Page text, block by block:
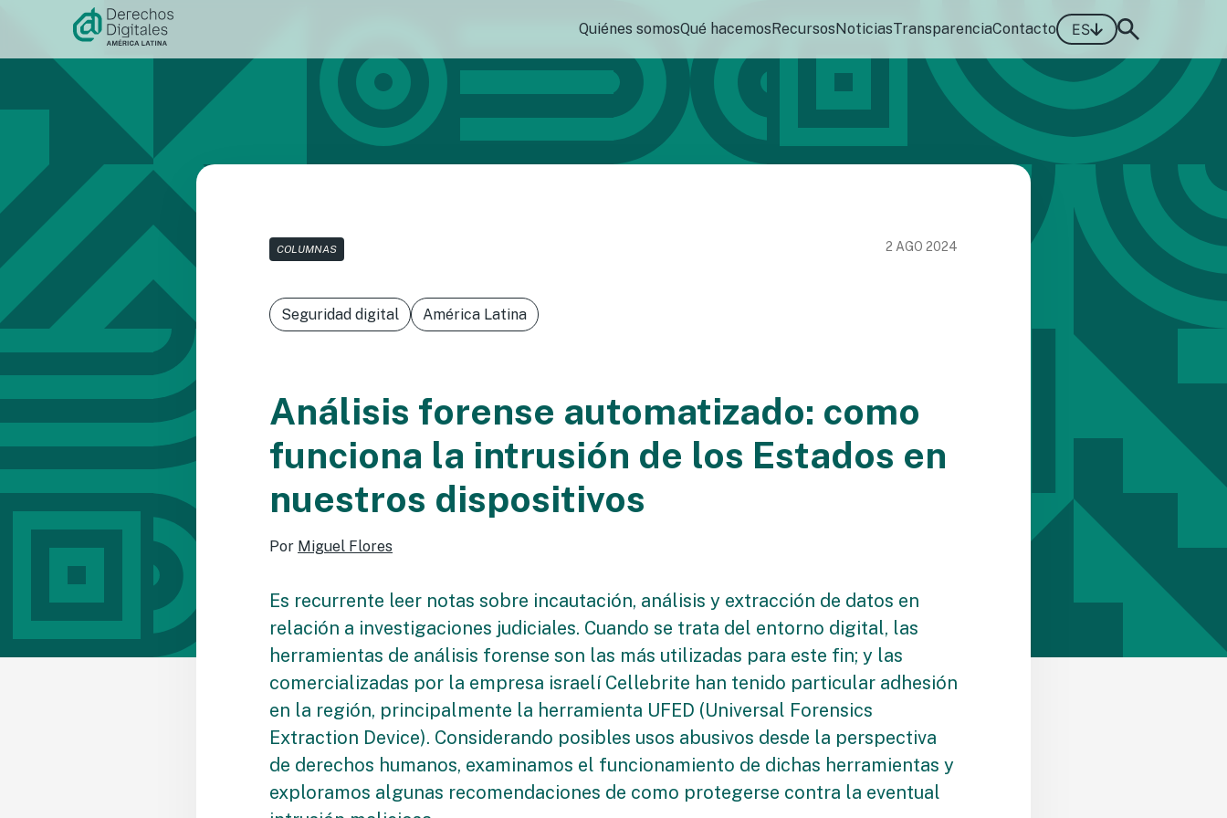
contenido
Quiénes somosQué hacemosRecursosNoticiasTransparenciaContacto ES
COLUMNAS 2 AGO 2024
Seguridad digital América Latina
Análisis forense automatizado: como
funciona la intrusión de los Estados en
nuestros dispositivos
Por Miguel Flores
Es recurrente leer notas sobre incautación, análisis y extracción de datos en
relación a investigaciones judiciales. Cuando se trata del entorno digital, las
herramientas de análisis forense son las más utilizadas para este fin; y las
comercializadas por la empresa israelí Cellebrite han tenido particular adhesión
en la región, principalmente la herramienta UFED (Universal Forensics
Extraction Device). Considerando posibles usos abusivos desde la perspectiva
de derechos humanos, examinamos el funcionamiento de dichas herramientas y
exploramos algunas recomendaciones de como protegerse contra la eventual